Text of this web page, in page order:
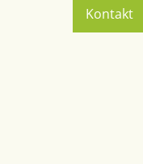
Kontakt